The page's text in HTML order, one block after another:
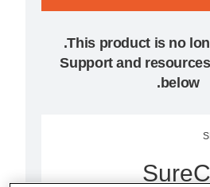
Support and
below.